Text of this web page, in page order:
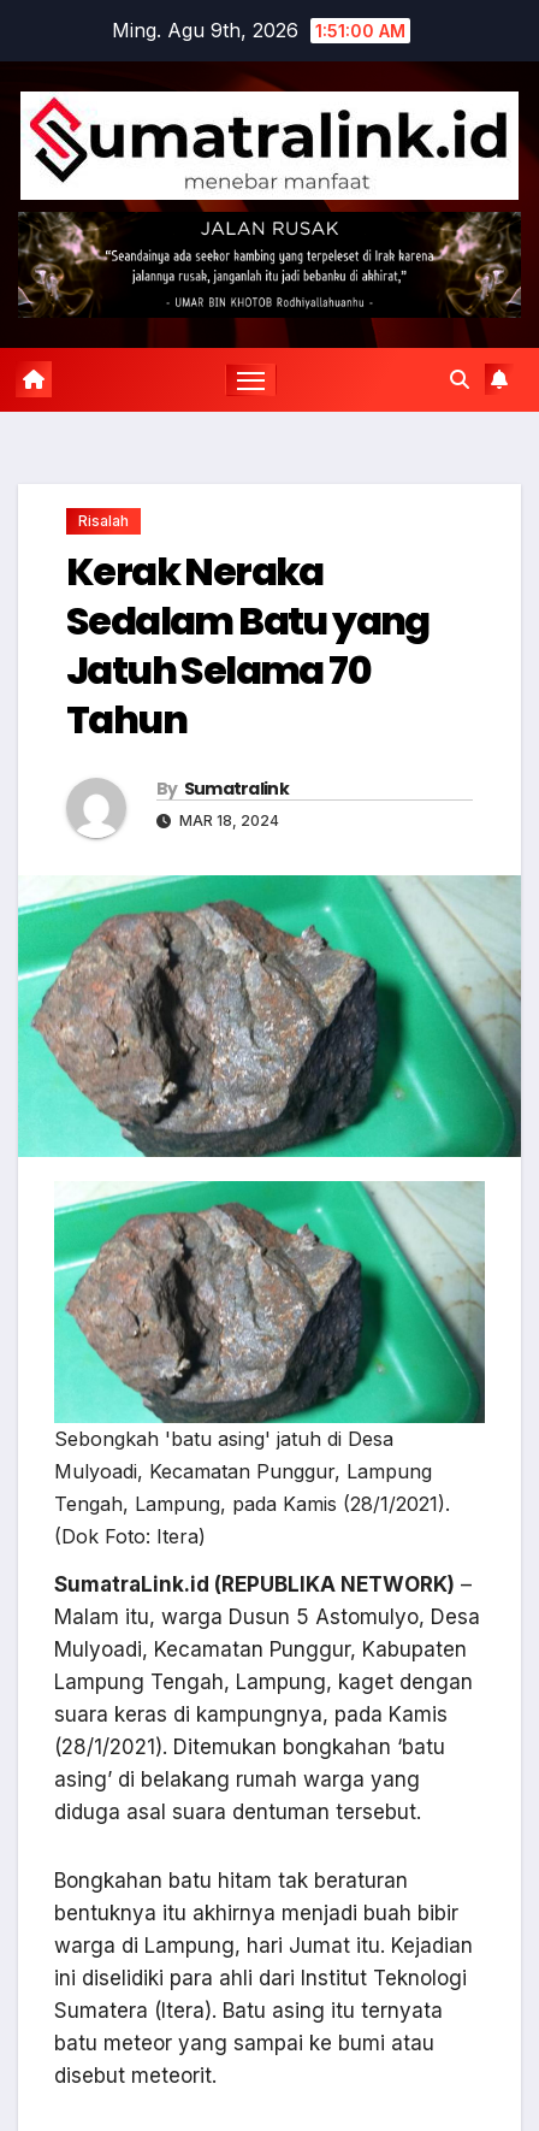
content
Ming. Agu 9th, 2026 1:51:01 AM
Risalah
Kerak Neraka
Sedalam Batu yang
Jatuh Selama 70
Tahun
By Sumatralink
MAR 18, 2024
Sebongkah 'batu asing' jatuh di Desa
Mulyoadi, Kecamatan Punggur, Lampung
Tengah, Lampung, pada Kamis (28/1/2021).
(Dok Foto: Itera)
SumatraLink.id (REPUBLIKA NETWORK) –
Malam itu, warga Dusun 5 Astomulyo, Desa
Mulyoadi, Kecamatan Punggur, Kabupaten
Lampung Tengah, Lampung, kaget dengan
suara keras di kampungnya, pada Kamis
(28/1/2021). Ditemukan bongkahan ‘batu
asing’ di belakang rumah warga yang
diduga asal suara dentuman tersebut.
Bongkahan batu hitam tak beraturan
bentuknya itu akhirnya menjadi buah bibir
warga di Lampung, hari Jumat itu. Kejadian
ini diselidiki para ahli dari Institut Teknologi
Sumatera (Itera). Batu asing itu ternyata
batu meteor yang sampai ke bumi atau
disebut meteorit.